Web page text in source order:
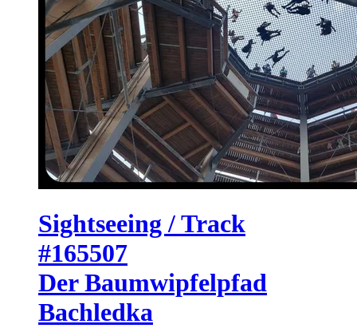
Sightseeing / Track
#165507
Der Baumwipfelpfad
Bachledka